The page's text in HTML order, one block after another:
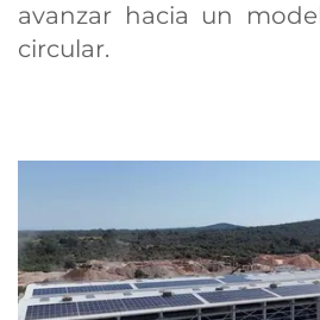
avanzar hacia un
circular.